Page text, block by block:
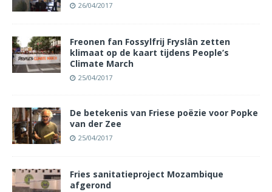
26/04/2017
Freonen fan Fossylfrij Fryslân zetten
klimaat op de kaart tijdens People’s
Climate March
25/04/2017
De betekenis van Friese poëzie voor Popke
van der Zee
25/04/2017
Fries sanitatieproject Mozambique
afgerond